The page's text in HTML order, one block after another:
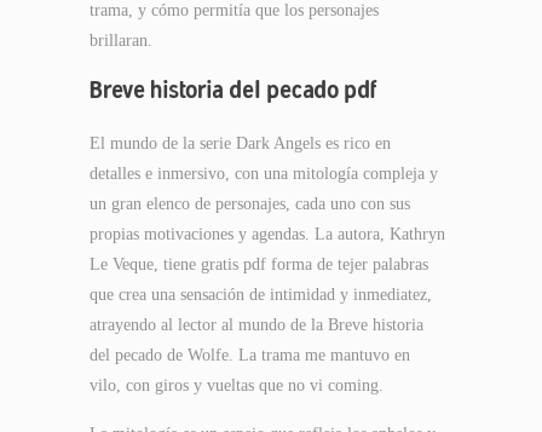
trama, y cómo permitía que los personajes
brillaran.
Breve historia del pecado pdf
El mundo de la serie Dark Angels es rico en
detalles e inmersivo, con una mitología compleja y
un gran elenco de personajes, cada uno con sus
propias motivaciones y agendas. La autora, Kathryn
Le Veque, tiene gratis pdf forma de tejer palabras
que crea una sensación de intimidad y inmediatez,
atrayendo al lector al mundo de la Breve historia
del pecado de Wolfe. La trama me mantuvo en
vilo, con giros y vueltas que no vi coming.